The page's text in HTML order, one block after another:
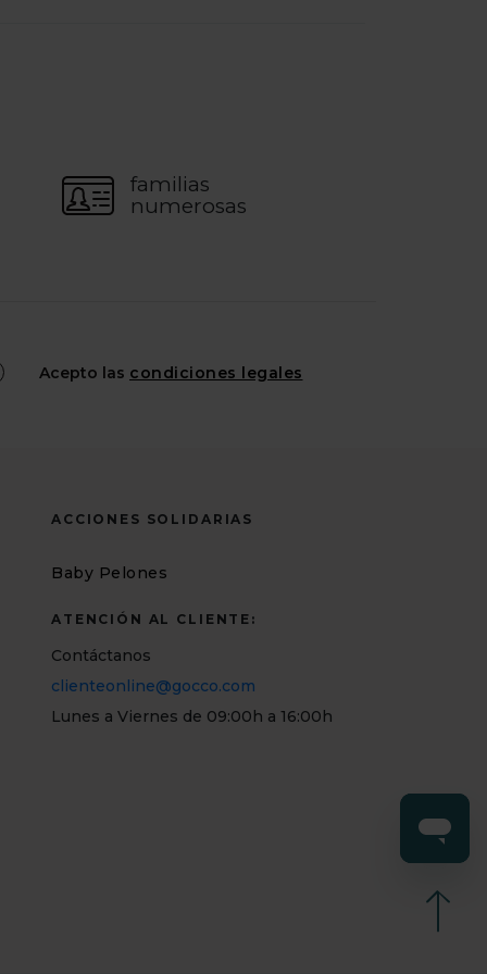
familias
numerosas
Acepto las condiciones legales
ACCIONES SOLIDARIAS
Baby Pelones
ATENCIÓN AL CLIENTE:
Contáctanos
clienteonline@gocco.com
Lunes a Viernes de 09:00h a 16:00h